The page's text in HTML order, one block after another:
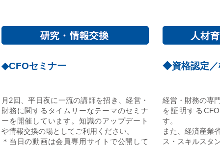
◆CFOセミナー
月2回、平日夜に一流の講師を招き、経営・
財務に関するタイムリーなテーマのセミナ
ーを開催しています。知識のアップデート
や情報交換の場としてご利用ください。
＊当日の動画は会員専用サイトで公開して
◆資格認定／
経営・財務の専
を証明する
す。
また、経済産業
ス・スキルスタ